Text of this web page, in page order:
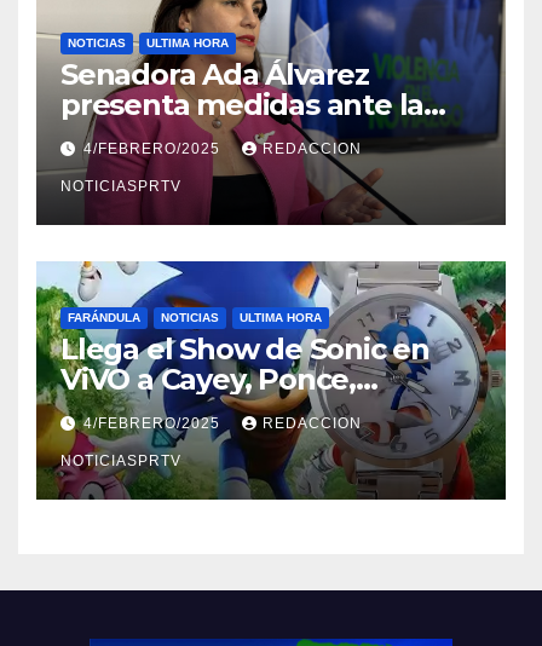
NOTICIAS ULTIMA HORA
Senadora Ada Álvarez
presenta medidas ante la
violencia en el noviazgo
4/FEBRERO/2025 REDACCION
NOTICIASPRTV
FARÁNDULA NOTICIAS ULTIMA HORA
Llega el Show de Sonic en
ViVO a Cayey, Ponce,
Barceloneta y Humacao,
Relojes gratis para el que
compre ahora….
4/FEBRERO/2025 REDACCION
NOTICIASPRTV